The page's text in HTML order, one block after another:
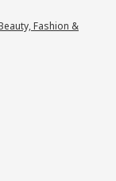
Fashion &